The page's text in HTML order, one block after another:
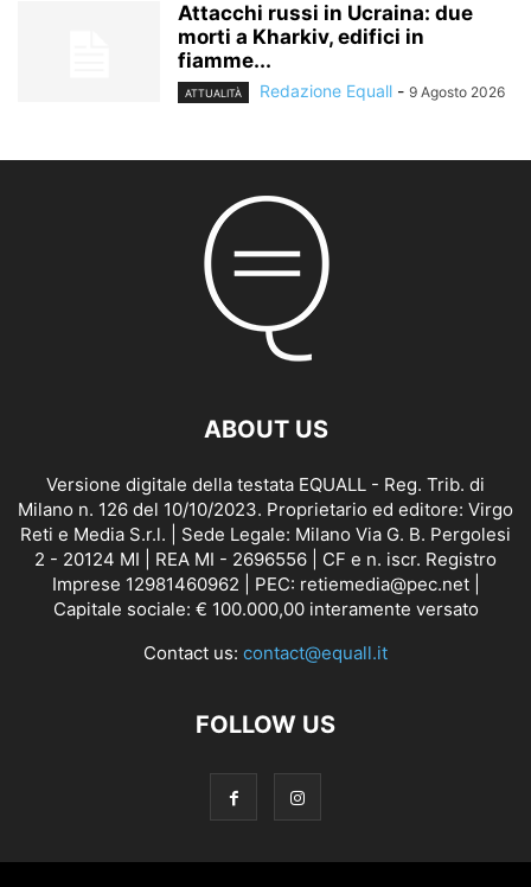
Attacchi russi in Ucraina: due
morti a Kharkiv, edifici in
fiamme...
ATTUALITÀ Redazione Equall - 9 Agosto 2026
ABOUT US
Versione digitale della testata EQUALL - Reg. Trib. di
Milano n. 126 del 10/10/2023. Proprietario ed editore: Virgo
Reti e Media S.r.l. | Sede Legale: Milano Via G. B. Pergolesi
2 - 20124 MI | REA MI - 2696556 | CF e n. iscr. Registro
Imprese 12981460962 | PEC: retiemedia@pec.net |
Capitale sociale: € 100.000,00 interamente versato
Contact us: contact@equall.it
FOLLOW US